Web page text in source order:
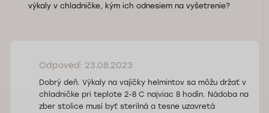
výkaly v chladničke, kým ich odnesiem na vyšetrenie?
Odpoveď: 23.08.2023
Dobrý deň. Výkaly na vajíčky helmintov sa môžu držať v
chladničke pri teplote 2-8 C najviac 8 hodín. Nádoba na
zber stolice musí byť sterilná a tesne uzavretá